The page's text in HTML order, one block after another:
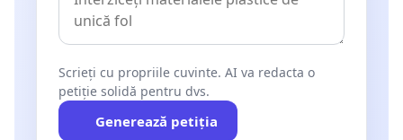
Scrieți cu propriile cuvinte. AI va redacta o
petiție solidă pentru dvs.
Generează petiția